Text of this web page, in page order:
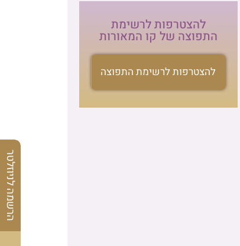
להצטרפות לרשימת
התפוצה של קו המאורות
להצטרפות לרשימת התפוצה
הרשמה לניוזלטר